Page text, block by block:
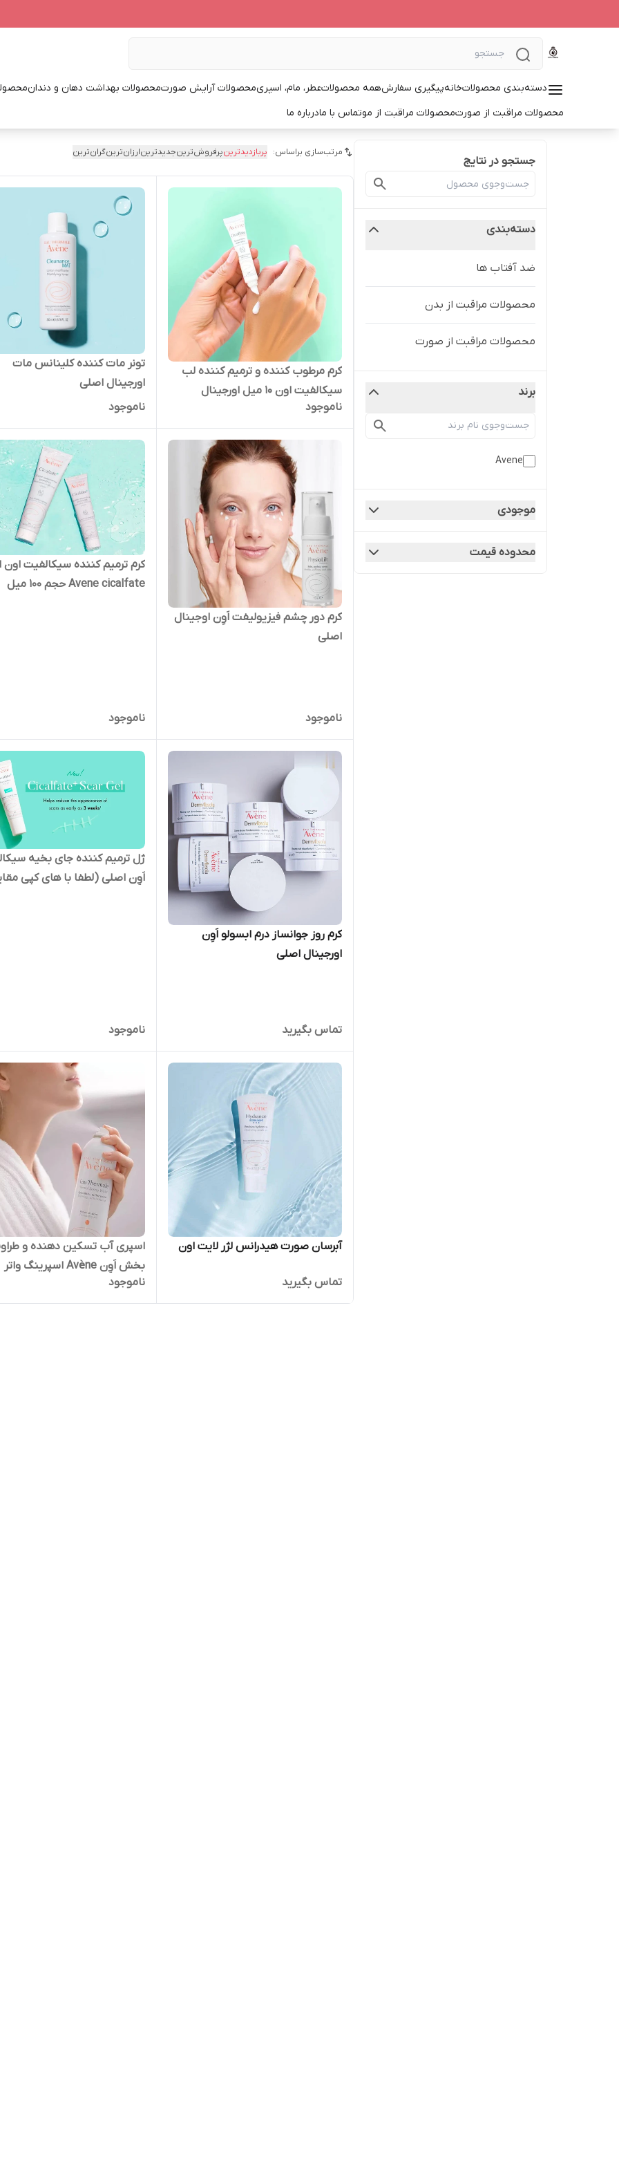
دسته‌بندی محصولاتخانهپیگیری سفارشهمه محصولاتعطر، مام، اسپریمحصولات آرایش صورتمحصولات بهداشت دهان و دندان
محصولات مراقبت از صورتمحصولات مراقبت از موتماس با مادرباره ما
جستجو در نتایج
دسته‌بندی
ضد آفتاب ها
محصولات مراقبت از بدن
محصولات مراقبت از صورت
برند
Avene
موجودی
محدوده قیمت
مرتب‌سازی براساس: پربازدیدترینپرفروش‌ترینجدیدترینارزان‌ترینگران‌ترین
کرم مرطوب کننده و ترمیم کننده لب
سیکالفیت اون 10 میل اورجینال
ناموجود
تونر مات کننده کلینانس مات
اورجینال اصلی
ناموجود
کرم دور چشم فیزیولیفت اَوِن اوجینال
اصلی
ناموجود
کرم ترمیم کننده سیکالفیت
Avene cicalfate حجم ۱۰۰ میل
ناموجود
کرم روز جوانساز درم ابسولو اَوِن
اورجینال اصلی
تماس بگیرید
ژل ترمیم کننده جای بخیه
اَوِن اصلی (لطفا با های کپی
ناموجود
آبرسان صورت هیدرانس لژر لایت اون
تماس بگیرید
اسپری آب تسکین دهنده و
بخش اَوِن Avène اسپرینگ واتر
ناموجود